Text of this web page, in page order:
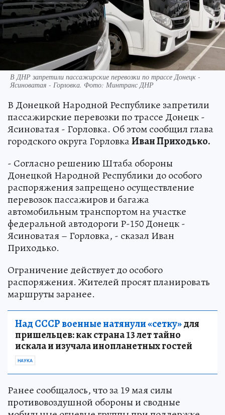
В ДНР запретили пассажирские перевозки по трассе Донецк -
Ясиноватая - Горловка. Фото: Минтранс ДНР
В Донецкой Народной Республике запретили
пассажирские перевозки по трассе Донецк -
Ясиноватая - Горловка. Об этом сообщил глава
городского округа ГорловкаИван Приходько.
- Согласно решению Штаба обороны
Донецкой Народной Республики до особого
распоряжения запрещено осуществление
перевозок пассажиров и багажа
автомобильным транспортом на участке
федеральной автодороги Р-150 Донецк -
Ясиноватая – Горловка, - сказал Иван
Приходько.
Ограничение действует до особого
распоряжения. Жителей просят планировать
маршруты заранее.
Над СССР военные натянули «сетку»для
пришельцев: как страна 13 лет тайно
искала и изучала инопланетных гостей
НАУКА
Ранее сообщалось, что за 19 мая силы
противовоздушной обороны и сводные